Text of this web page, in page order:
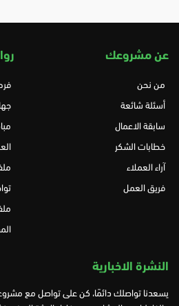
عن مشروعك
من نحن
أسئلة شائعة
سابقة الاعمال
خطابات الشكر
آراء العملاء
فريق العمل
النشرة الاخبارية
يسعدنا تواصلك دائمًا، كن على تواصل مع